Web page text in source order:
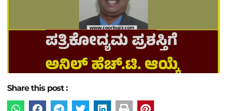
Share this post :